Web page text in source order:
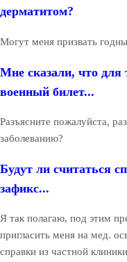
дерматитом?
Могут меня призвать
Мне сказали, что
военный билет...
Разъясните пожалуйста,
заболеванию?
Будут ли считаться
зафикс...
Я так полагаю, под этим
пригласить меня на мед.
справки из частной